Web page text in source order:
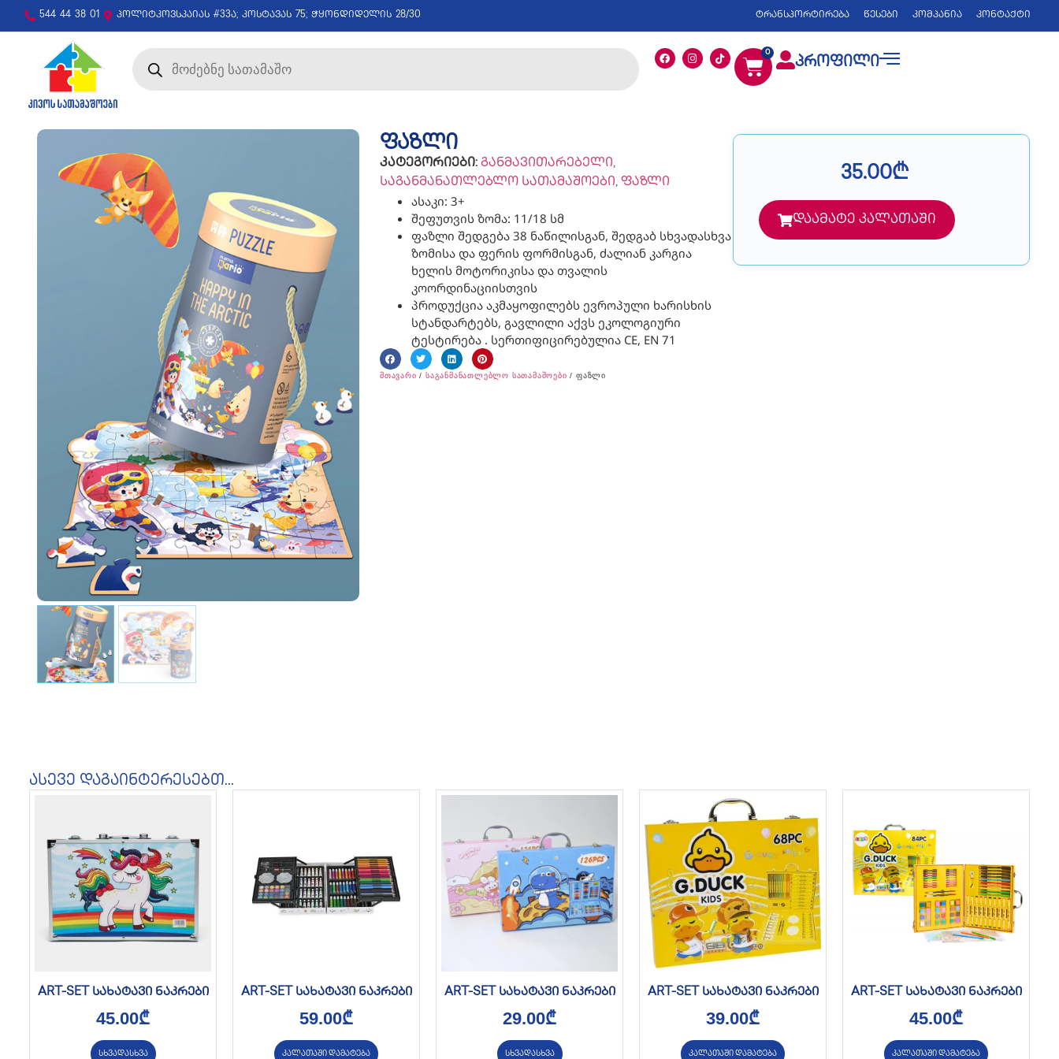
544 44 38 01 პოლიტკოვსკაიას #33ა; კოსტავას 75; ჭყონდიდელის 28/30 ტრანსპორტირება წესები კომპანია კონტაქტი
0
პროფილი
ფაზლი
კატეგორიები: განმავითარებელი,
საგანმანათლებლო სათამაშოები, ფაზლი
ასაკი: 3+
შეფუთვის ზომა: 11/18 სმ
ფაზლი შედგება 38 ნაწილისგან, შედგაბ სხვადასხვა
ზომისა და ფერის ფორმისგან, ძალიან კარგია
ხელის მოტორიკისა და თვალის
კოორდინაციისთვის
პროდუქცია აკმაყოფილებს ევროპული ხარისხის
სტანდარტებს, გავლილი აქვს ეკოლოგიური
ტესტირება . სერთიფიცირებულია CE, EN 71
მთავარი / საგანმანათლებლო სათამაშოები / ფაზლი
35.00₾
დაამატე კალათაში
ასევე დაგაინტერესებთ...
ART-SET სახატავი ნაკრები
45.00₾
სხვადასხვა
ART-SET სახატავი ნაკრები
59.00₾
კალათაში დამატება
ART-SET სახატავი ნაკრები
29.00₾
სხვადასხვა
ART-SET სახატავი ნაკრები
39.00₾
კალათაში დამატება
ART-SET სახატავი ნაკრები
45.00₾
კალათაში დამატება